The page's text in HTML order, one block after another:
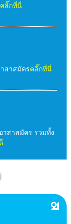
คลิ๊กที่นี่
สาสมัครคลิ๊กที่นี่
าสาสมัคร รวมทั้ง